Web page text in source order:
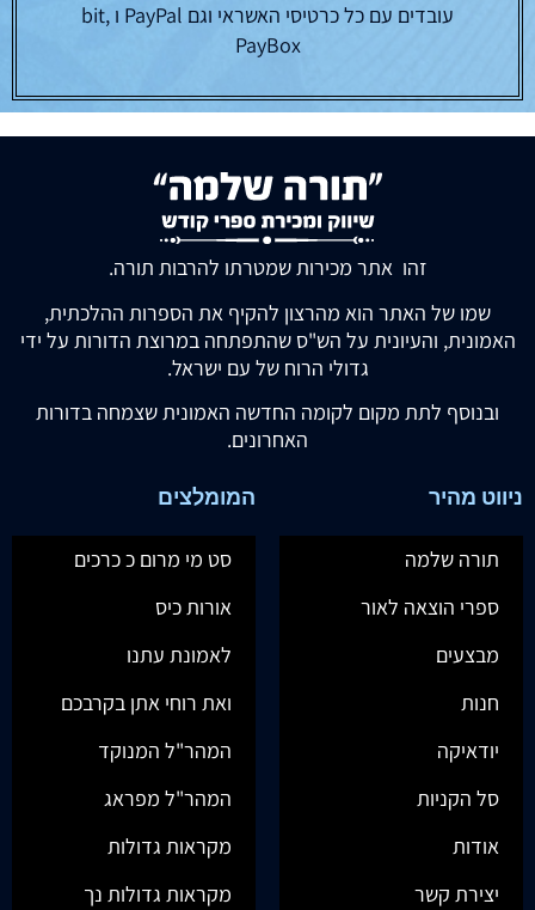
עובדים עם כל כרטיסי האשראי וגם PayPal ו bit,
PayBox
זהו אתר מכירות שמטרתו להרבות תורה.
שמו של האתר הוא מהרצון להקיף את הספרות ההלכתית,
האמונית, והעיונית על הש"ס שהתפתחה במרוצת הדורות על ידי
גדולי הרוח של עם ישראל.
ובנוסף לתת מקום לקומה החדשה האמונית שצמחה בדורות
האחרונים.
ניווט מהיר
תורה שלמה
ספרי הוצאה לאור
מבצעים
חנות
יודאיקה
סל הקניות
אודות
יצירת קשר
המומלצים
סט מי מרום כ כרכים
אורות כיס
לאמונת עתנו
ואת רוחי אתן בקרבכם
המהר"ל המנוקד
המהר"ל מפראג
מקראות גדולות
מקראות גדולות נך